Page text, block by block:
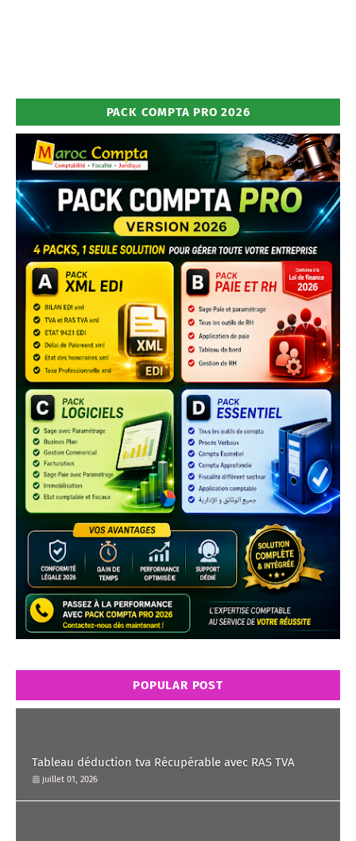
PACK COMPTA PRO 2026
POPULAR POST
Tableau déduction tva Récupérable avec RAS TVA
juillet 01, 2026